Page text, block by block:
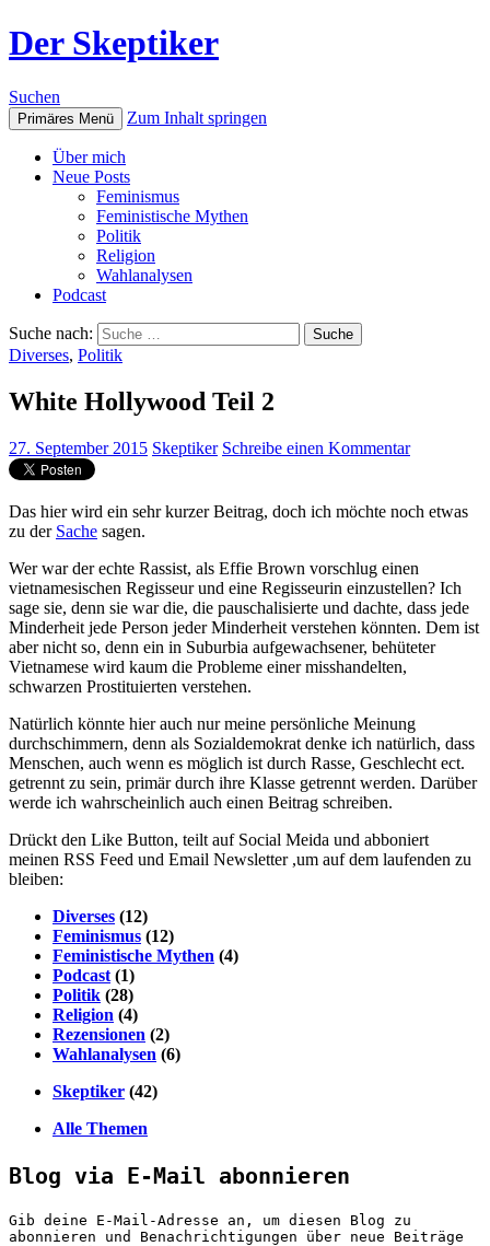
Der Skeptiker
Suchen
Primäres Menü Zum Inhalt springen
Über mich
Neue Posts
Feminismus
Feministische Mythen
Politik
Religion
Wahlanalysen
Podcast
Suche nach:
Diverses, Politik
White Hollywood Teil 2
27. September 2015 Skeptiker Schreibe einen Kommentar
Das hier wird ein sehr kurzer Beitrag, doch ich möchte noch etwas
zu der Sache sagen.
Wer war der echte Rassist, als Effie Brown vorschlug einen
vietnamesischen Regisseur und eine Regisseurin einzustellen? Ich
sage sie, denn sie war die, die pauschalisierte und dachte, dass jede
Minderheit jede Person jeder Minderheit verstehen könnten. Dem ist
aber nicht so, denn ein in Suburbia aufgewachsener, behüteter
Vietnamese wird kaum die Probleme einer misshandelten,
schwarzen Prostituierten verstehen.
Natürlich könnte hier auch nur meine persönliche Meinung
durchschimmern, denn als Sozialdemokrat denke ich natürlich, dass
Menschen, auch wenn es möglich ist durch Rasse, Geschlecht ect.
getrennt zu sein, primär durch ihre Klasse getrennt werden. Darüber
werde ich wahrscheinlich auch einen Beitrag schreiben.
Drückt den Like Button, teilt auf Social Meida und abboniert
meinen RSS Feed und Email Newsletter ,um auf dem laufenden zu
bleiben:
Diverses (12)
Feminismus (12)
Feministische Mythen (4)
Podcast (1)
Politik (28)
Religion (4)
Rezensionen (2)
Wahlanalysen (6)
Skeptiker (42)
Alle Themen
Blog via E-Mail abonnieren
Gib deine E-Mail-Adresse an, um diesen Blog zu
abonnieren und Benachrichtigungen über neue Beiträge